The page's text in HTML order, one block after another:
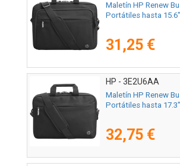
Maletín HP Renew
Portátiles hasta
31,25 €
HP - 3E2U6AA
Maletín HP Renew
Portátiles hasta
32,75 €